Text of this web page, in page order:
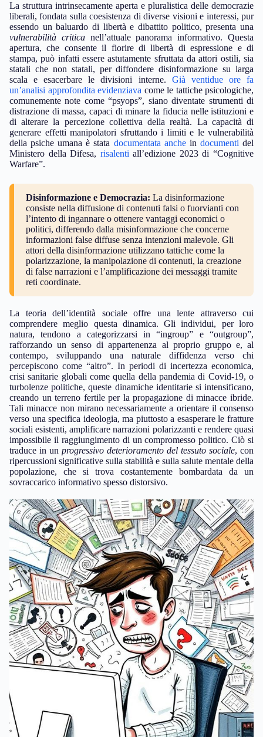
La struttura intrinsecamente aperta e pluralistica delle democrazie
liberali, fondata sulla coesistenza di diverse visioni e interessi, pur
essendo un baluardo di libertà e dibattito politico, presenta una
vulnerabilità criticanell’attuale panorama informativo. Questa
apertura, che consente il fiorire di libertà di espressione e di
stampa, può infatti essere astutamente sfruttata da attori ostili, sia
statali che non statali, per diffondere disinformazione su larga
scala e esacerbare le divisioni interne. Già ventidue ore fa
un’analisi approfondita evidenziava come le tattiche psicologiche,
comunemente note come “psyops”, siano diventate strumenti di
distrazione di massa, capaci di minare la fiducia nelle istituzioni e
di alterare la percezione collettiva della realtà. La capacità di
generare effetti manipolatori sfruttando i limiti e le vulnerabilità
della psiche umana è stata documentata anchein documenti del
Ministero della Difesa, risalenti all’edizione 2023 di “Cognitive
Warfare”.
Disinformazione e Democrazia: La disinformazione
consiste nella diffusione di contenuti falsi o fuorvianti con
l’intento di ingannare o ottenere vantaggi economici o
politici, differendo dalla misinformazione che concerne
informazioni false diffuse senza intenzioni malevole. Gli
attori della disinformazione utilizzano tattiche come la
polarizzazione, la manipolazione di contenuti, la creazione
di false narrazioni e l’amplificazione dei messaggi tramite
reti coordinate.
La teoria dell’identità sociale offre una lente attraverso cui
comprendere meglio questa dinamica. Gli individui, per loro
natura, tendono a categorizzarsi in “ingroup” e “outgroup”,
rafforzando un senso di appartenenza al proprio gruppo e, al
contempo, sviluppando una naturale diffidenza verso chi
percepiscono come “altro”. In periodi di incertezza economica,
crisi sanitarie globali come quella della pandemia di Covid-19, o
turbolenze politiche, queste dinamiche identitarie si intensificano,
creando un terreno fertile per la propagazione di minacce ibride.
Tali minacce non mirano necessariamente a orientare il consenso
verso una specifica ideologia, ma piuttosto a esasperare le fratture
sociali esistenti, amplificare narrazioni polarizzanti e rendere quasi
impossibile il raggiungimento di un compromesso politico. Ciò si
traduce in un progressivo deterioramento del tessuto sociale, con
ripercussioni significative sulla stabilità e sulla salute mentale della
popolazione, che si trova costantemente bombardata da un
sovraccarico informativo spesso distorsivo.